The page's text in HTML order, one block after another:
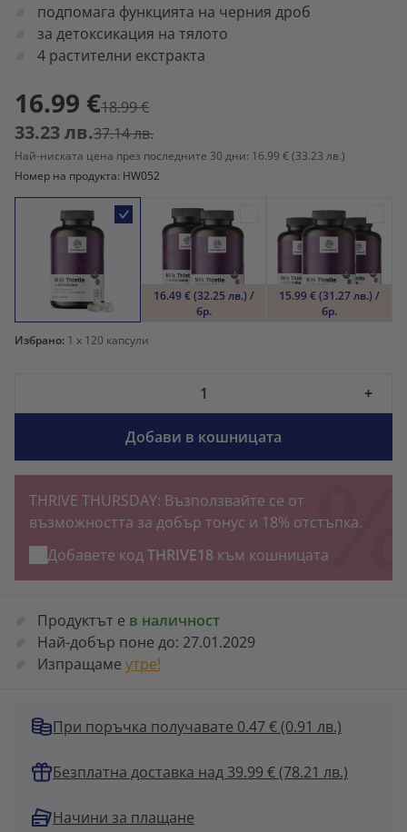
подпомага функцията на черния дроб
за детоксикация на тялото
4 растителни екстракта
16.99 €18.99 €
33.23 лв.37.14 лв.
Най-ниската цена през последните 30 дни: 16.99 €(33.23 лв.)
Номер на продукта: HW052
16.49 € (32.25 лв.) /
бр.
15.99 € (31.27 лв.) /
бр.
Избрано: 1 x 120 капсули
+
Добави в кошницата
THRIVE THURSDAY: Възползвайте се от
възможността за добър тонус и 18% отстъпка.
Добавете кодTHRIVE18 към кошницата
Продуктът е в наличност
Най-добър поне до: 27.01.2029
Изпращаме утре!
При поръчка получавате 0.47 €(0.91 лв.)
Безплатна доставка над 39.99 € (78.21 лв.)
Начини за плащане